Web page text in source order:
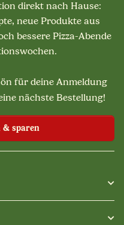
direkt nach Hause:
neue Produkte aus
bessere Pizza-Abende
für deine Anmeldung
nächste Bestellung!
& sparen